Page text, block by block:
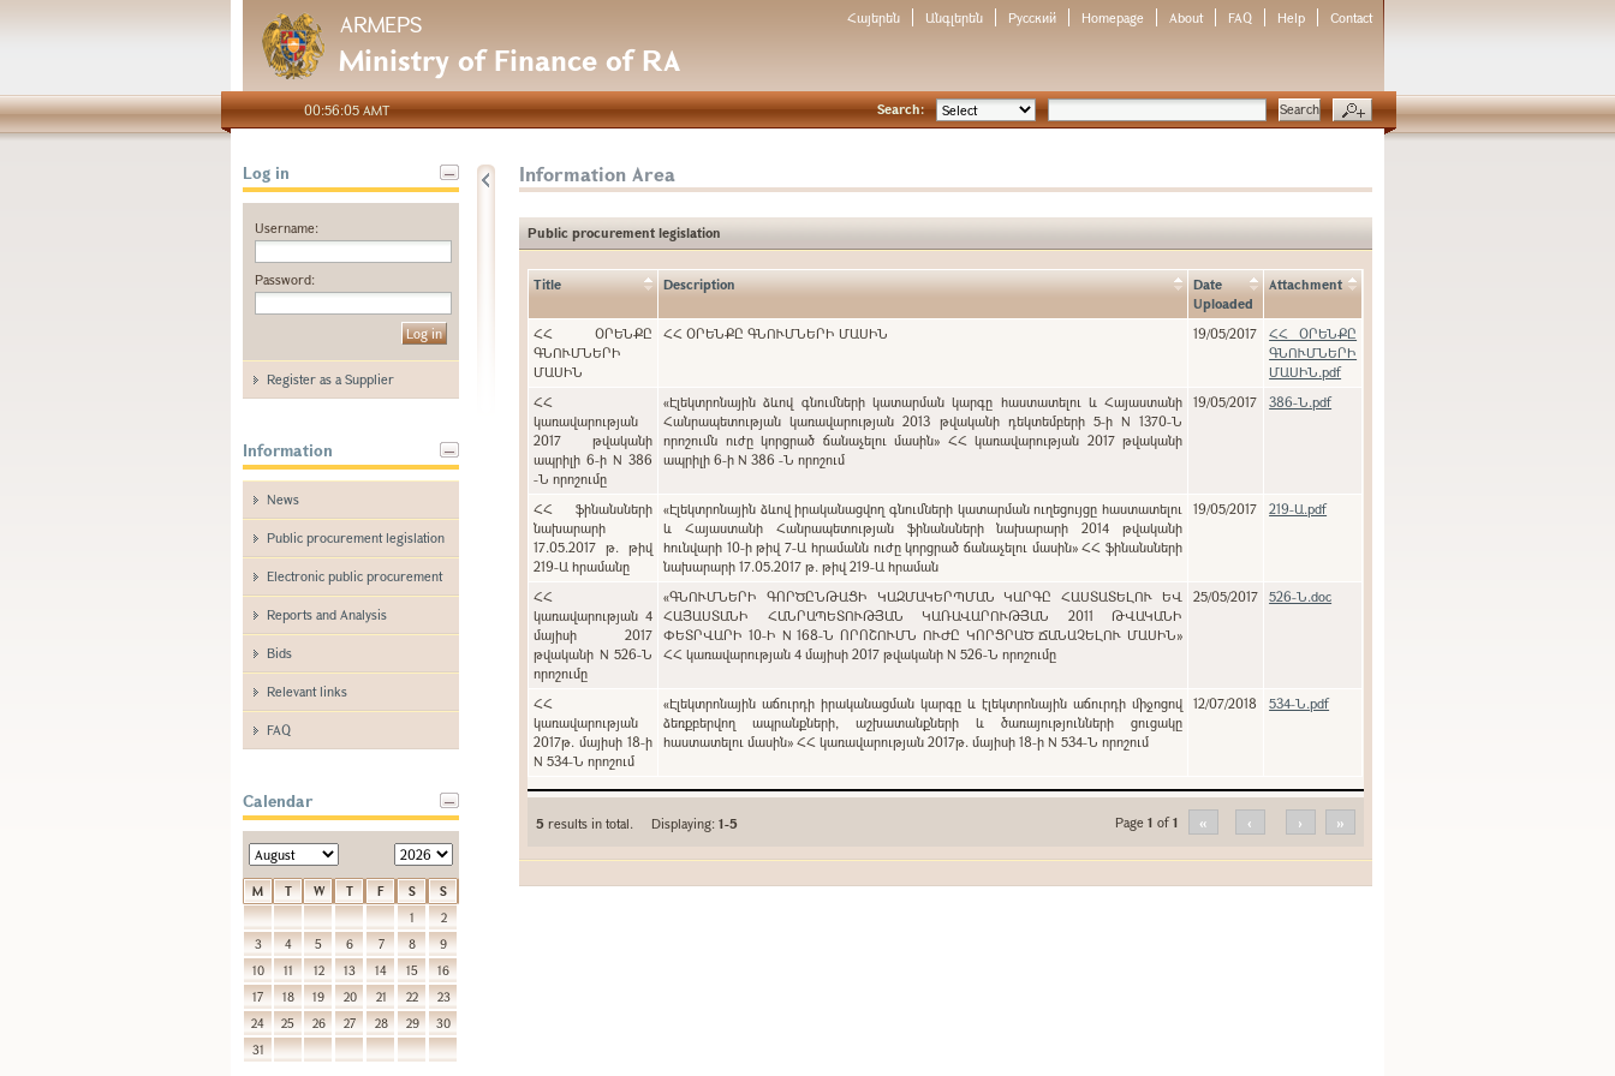
ARMEPS
Ministry of Finance of RA
Հայերեն Անգլերեն Русский Homepage About FAQ Help Contact
00:56:05 AMT Search:
Log in
Username:
Password:
Register as a Supplier
Information
News
Public procurement legislation
Electronic public procurement
Reports and Analysis
Bids
Relevant links
FAQ
Calendar
M T W T F S
S
1
2
3
4 5 6 7 8
9
10
11 12 13 14 15
16
17
18 19 20 21 22
23
24
25 26 27 28 29
30
31
Information Area
Public procurement legislation
Title Description
Date
Uploaded
Attachment
ՀՀ ՕՐԵՆՔԸ
ԳՆՈՒՄՆԵՐԻ
ՄԱՍԻՆ
ՀՀ ՕՐԵՆՔԸ ԳՆՈՒՄՆԵՐԻ ՄԱՍԻՆ 19/05/2017
ՀՀ ՕՐԵՆՔԸ
ԳՆՈՒՄՆԵՐԻ
ՄԱՍԻՆ.pdf
ՀՀ
կառավարության
2017 թվականի
ապրիլի 6-ի N 386
-Ն որոշումը
«Էլեկտրոնային ձևով գնումների կատարման կարգը հաստատելու և Հայաստանի
Հանրապետության կառավարության 2013 թվականի դեկտեմբերի 5-ի N 1370-Ն
որոշումն ուժը կորցրած ճանաչելու մասին» ՀՀ կառավարության 2017 թվականի
ապրիլի 6-ի N 386 -Ն որոշում
19/05/2017 386-Ն.pdf
ՀՀ ֆինանսների
նախարարի
17.05.2017 թ. թիվ
219-Ա հրամանը
«Էլեկտրոնային ձևով իրականացվող գնումների կատարման ուղեցույցը հաստատելու
և Հայաստանի Հանրապետության ֆինանսների նախարարի 2014 թվականի
հունվարի 10-ի թիվ 7-Ա հրամանն ուժը կորցրած ճանաչելու մասին» ՀՀ ֆինանսների
նախարարի 17.05.2017 թ. թիվ 219-Ա հրաման
19/05/2017 219-Ա.pdf
ՀՀ
կառավարության 4
մայիսի 2017
թվականի N 526-Ն
որոշումը
«ԳՆՈՒՄՆԵՐԻ ԳՈՐԾԸՆԹԱՑԻ ԿԱԶՄԱԿԵՐՊՄԱՆ ԿԱՐԳԸ ՀԱՍՏԱՏԵԼՈՒ ԵՎ
ՀԱՅԱՍՏԱՆԻ ՀԱՆՐԱՊԵՏՈՒԹՅԱՆ ԿԱՌԱՎԱՐՈՒԹՅԱՆ 2011 ԹՎԱԿԱՆԻ
ՓԵՏՐՎԱՐԻ 10-Ի N 168-Ն ՈՐՈՇՈՒՄՆ ՈՒԺԸ ԿՈՐՑՐԱԾ ՃԱՆԱՉԵԼՈՒ ՄԱՍԻՆ»
ՀՀ կառավարության 4 մայիսի 2017 թվականի N 526-Ն որոշումը
25/05/2017 526-Ն.doc
ՀՀ
կառավարության
2017թ. մայիսի 18-ի
N 534-Ն որոշում
«Էլեկտրոնային աճուրդի իրականացման կարգը և էլեկտրոնային աճուրդի միջոցով
ձեռքբերվող ապրանքների, աշխատանքների և ծառայությունների ցուցակը
հաստատելու մասին» ՀՀ կառավարության 2017թ. մայիսի 18-ի N 534-Ն որոշում
12/07/2018 534-Ն.pdf
5 results in total. Displaying:1-5 Page 1 of1 « ‹ › »